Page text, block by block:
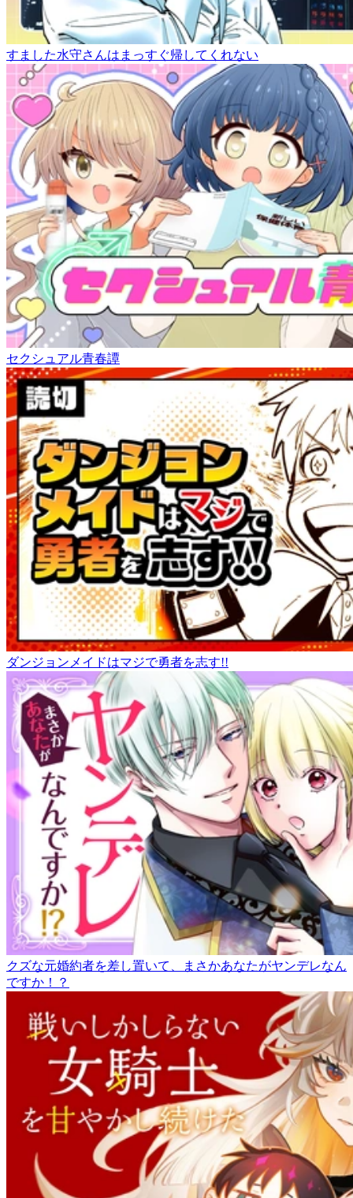
すました水守さんはまっすぐ帰してくれない
セクシュアル青春譚
ダンジョンメイドはマジで勇者を志す!!
クズな元婚約者を差し置いて、まさかあなたがヤンデレなん
ですか！？